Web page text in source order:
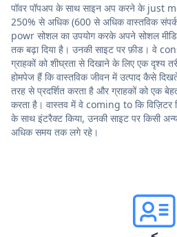
पॉवर पॉपअप के साथ साइन अप करने के just
250% से अधिक (600 से अधिक वास्तविक
powr सोशल का उपयोग करके अपने सोशल
तक बढ़ा दिया है। उनकी साइट पर फ़ीड। वे
ग्राहकों को शीघ्रता से दिखाने के लिए एक दृश्य
होमपेज हैं कि वास्तविक जीवन में उत्पाद कैसे
तरह से प्रदर्शित करता है और ग्राहकों को एक
करता है। वास्तव में वे coming to कि विज़िटर
के साथ इंटरैक्ट किया, उनकी साइट पर किसी
अधिक समय तक लगे रहे।